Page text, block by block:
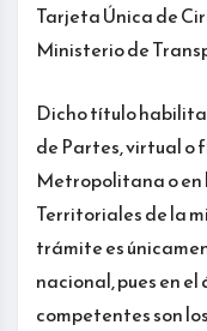
Tarjeta Única de
Ministerio de
Dicho título
de Partes, virtual o
Metropolitana o en
Territoriales de la
trámite es
nacional, pues en
competentes son